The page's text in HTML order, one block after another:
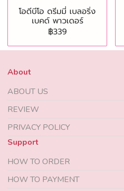
โอดีบีโอ ดรีมมี่ เบลอริ่ง
เบคด์ พาวเดอร์
฿339
About
ABOUT US
REVIEW
PRIVACY POLICY
Support
HOW TO ORDER
HOW TO PAYMENT